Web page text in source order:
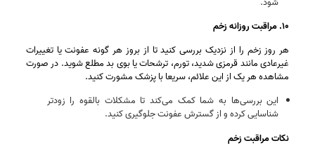
۱۰. مراقبت روزانه زخم
هر روز زخم را از نزدیک بررسی کنید تا از بروز هر گونه عفونت یا تغییرات
غیرعادی مانند قرمزی شدید، تورم، ترشحات یا بوی بد مطلع شوید. در صورت
مشاهده هر یک از این علائم، سریعا با پزشک مشورت کنید.
این بررسی‌ها به شما کمک می‌کند تا مشکلات بالقوه را زودتر
شناسایی کرده و از گسترش عفونت جلوگیری کنید.
نکات مراقبت زخم